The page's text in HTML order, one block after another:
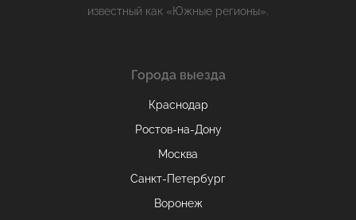
известный как «Южные регионы».
Города выезда
Краснодар
Ростов-на-Дону
Москва
Санкт-Петербург
Воронеж